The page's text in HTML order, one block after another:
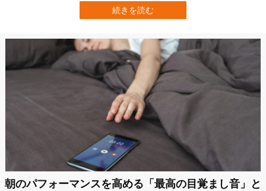
University）の研究チームは、世界各地の583種の鳥類に関する数百
万件以上の音響データを用いて、鳥たちのさえずり開始と終了の時…
続きを読む
朝のパフォーマンスを高める「最高の目覚まし音」と